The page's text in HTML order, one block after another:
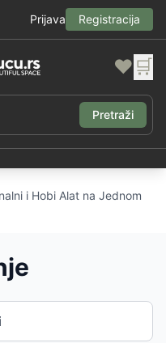
Prijava Registracija
❤️ 🛒
Pretraži
i Hobi Alat na Jednom